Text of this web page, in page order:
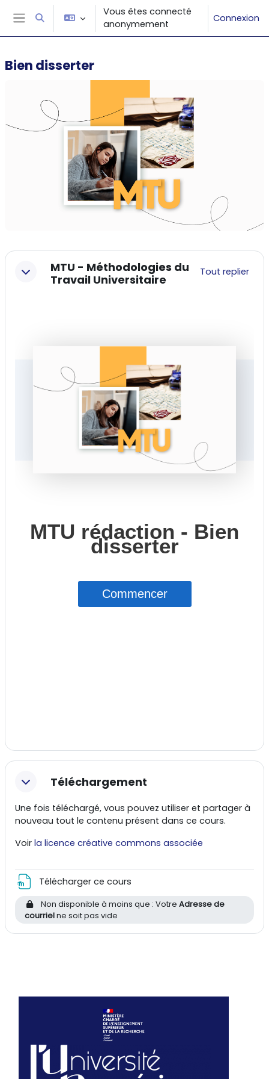
Passer au contenu principal
Panneau latéral
Activer/désactiver la saisie de recherche
Vous êtes connecté
anonymement
Connexion
Bien disserter
Résumé de section
MTU - Méthodologies du
Travail Universitaire
Tout replier
Téléchargement
Une fois téléchargé, vous pouvez utiliser et partager à
nouveau tout le contenu présent dans ce cours.
Voir la licence créative commons associée
Télécharger ce cours
Non disponible à moins que : VotreAdresse de
courrielne soit pas vide